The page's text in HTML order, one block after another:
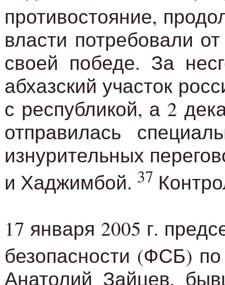
противостояние,
власти потребовали
своей победе. За
абхазский участок
с республикой, а 2
отправилась
изнурительных
и Хаджимбой. 37
17 января 2005 г.
безопасности (ФСБ)
Анатолий Зайцев,